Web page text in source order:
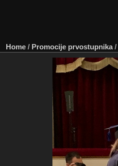
Home / Promocije prvostupnika/